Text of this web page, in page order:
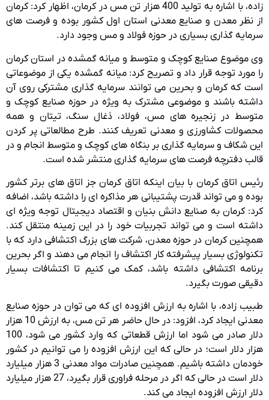
زاده، با اشاره به تولید 400 هزار تن مس در کرمان، اظهار کرد: کرمان
از نظر معدن و صنایع معدنی استان اول کشور بوده و فرصت های
سرمایه گذاری بسیاری در حوزه فولاد و مس وجود دارد.
وی موضوع صنایع کوچک و متوسط و میانه گمشده در استان کرمان
را مورد توجه قرار داد و تصریح کرد: میانه گمشده یکی از موضوعاتی
است که کرمان و بحرین می توانند سرمایه گذاری مشترکی روی آن
داشته باشند و موضوعی مشترک به ویژه در حوزه صنایع کوچک و
متوسط در زنجیره های مس، فولاد، ذغال سنگ، تیتان و همه
محصولات کشاورزی و معدنی تعریف کنند. طرح مطالعاتی پر کردن
این شکاف و سرمایه گذاری بر بنگاه های کوچک و متوسط انجام و در
قالب دفترچه فرصت های سرمایه گذاری منتشر شده است.
رئیس اتاق کرمان با بیان اینکه اتاق کرمان جز اتاق های برتر کشور
بوده و می تواند قدرت پشتیبانی هر مذاکره ای را داشته باشد، اضافه
کرد: کرمان به صنایع دانش بنیان و اقتصاد دیجیتال توجه ویژه ای
داشته است و می تواند تجربیات خود را در این زمینه منتقل کند.
همچنین کرمان در حوزه معدن، شرکت های بزرگ اکتشافی دارد که با
تکنولوژی بسیار پیشرفته کار اکتشاف را انجام می دهند و اگر بحرین
برنامه اکتشافی داشته باشد، کمک می کنیم تا اکتشافات بسیار
دقیقی صورت بگیرد.
طبیب زاده، با اشاره به ارزش افزوده ای که می توان در حوزه صنایع
معدنی ایجاد کرد، افزود: در حال حاضر هر تن مس، به ارزش 10 هزار
دلار صادر می شود اما ارزش قطعاتی که وارد کشور می شود، 100
هزار دلار است؛ در حالی که این ارزش افزوده را می توانیم در کشور
خودمان داشته باشیم. همچنین صادرات مواد معدنی 3 هزار میلیارد
دلار است در حالی که اگر در مرحله فراوری قرار بگیرد، 27 هزار میلیارد
دلار ارزش افزوده ایجاد می کند.